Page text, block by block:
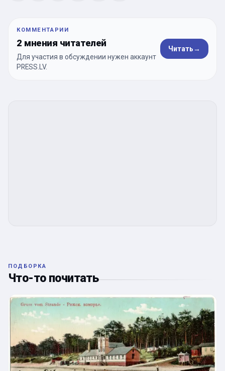
КОММЕНТАРИИ
2 мнения читателей
Для участия в обсуждении нужен аккаунт
PRESS.LV.
Читать→
ПОДБОРКА
Что-то почитать